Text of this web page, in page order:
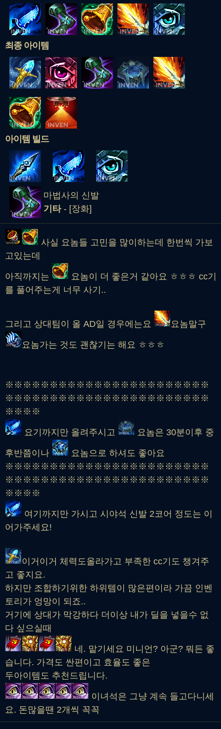
최종 아이템
아이템 빌드
마법사의 신발
기타- [장화]
사실 요놈들 고민을 많이하는데 한번씩 가보
고있는데
아직까지는
요놈이 더 좋은거 같아요 ㅎㅎㅎ cc기
를 풀어주는게 너무 사기..
그리고 상대팀이 올 AD일 경우에는요 요놈말구
요놈가는 것도 괜찮기는 해요 ㅎㅎㅎ
※※※※※※※※※※※※※※※※※※※※※※※
※※※※※※※※※※※※※※※※※※※※※※※
※※※※
요기까지만 올려주시고 요놈은 30분이후 중
후반쯤이나
요놈으로 하셔도 좋아요
※※※※※※※※※※※※※※※※※※※※※※※
※※※※※※※※※※※※※※※※※※※※※※※
※※※※
여기까지만 가시고 시야석 신발 2코어 정도는 이
어가주세요!
이거이거 체력도올라가고 부족한 cc기도 챙겨주
고 좋지요.
하지만 조합하기위한 하위템이 많은편이라 가끔 인벤
토리가 엉망이 되죠..
거기에 상대가 막강하다 더이상 내가 딜을 넣을수 없
다 싶으실때
네. 맡기세요 미니언? 아군? 뭐든 좋
습니다. 가격도 싼편이고 효율도 좋은
두아이템도 추천드립니다.
이녀석은 그냥 계속 들고다니세
요. 돈많을땐 2개씩 꼭꼭